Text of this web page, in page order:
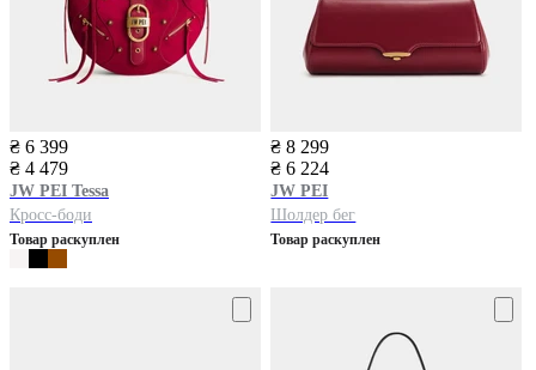
₴ 6 399
₴ 4 479
JW PEI Tessa
Кросс-боди
Товар раскуплен
₴ 8 299
₴ 6 224
JW PEI
Шолдер бег
Товар раскуплен